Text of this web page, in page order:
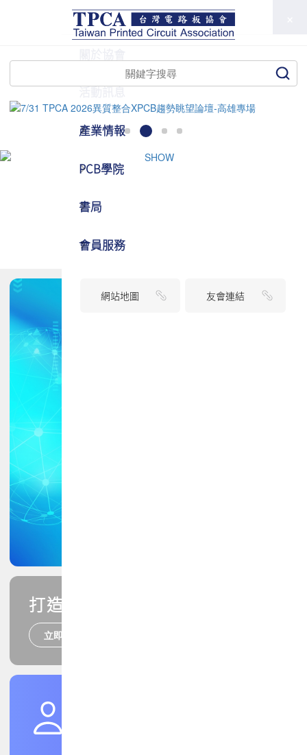
打造您的PCB專業技能
立即報名
TPCA
活動訊息
產業情報
PCB學院
書局
會員服務
網站地圖 友會連結